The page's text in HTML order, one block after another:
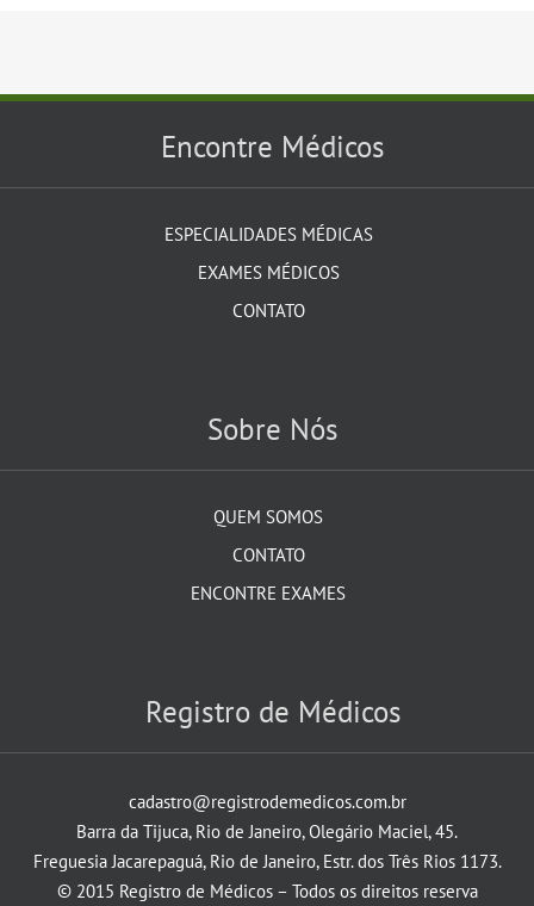
Encontre Médicos
ESPECIALIDADES MÉDICAS
EXAMES MÉDICOS
CONTATO
Sobre Nós
QUEM SOMOS
CONTATO
ENCONTRE EXAMES
Registro de Médicos
cadastro@registrodemedicos.com.br
Barra da Tijuca, Rio de Janeiro, Olegário Maciel, 45.
Freguesia Jacarepaguá, Rio de Janeiro, Estr. dos Três Rios 1173.
© 2015 Registro de Médicos – Todos os direitos reserva